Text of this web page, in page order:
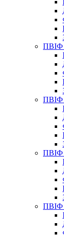
ПВІФ
ПВІФ
ПВІФ